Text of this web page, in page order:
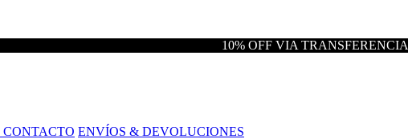
10% OFF VIA TRANSFERENCIA
CONTACTO ENVÍOS & DEVOLUCIONES